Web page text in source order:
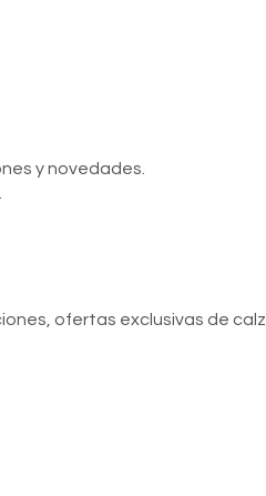
y novedades.
ofertas exclusivas de